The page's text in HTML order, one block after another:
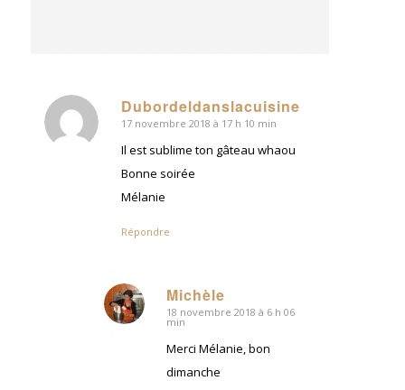
Dubordeldanslacuisine
dit
17 novembre 2018 à 17 h 10 min
Il est sublime ton gâteau whaou
Bonne soirée
Mélanie
Répondre
Michèle
dit
18 novembre 2018 à 6 h 06
min
Merci Mélanie, bon
dimanche